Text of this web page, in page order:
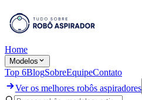
Home
Modelos
Top 6BlogSobreEquipeContato
Ver os melhores robôs aspiradores